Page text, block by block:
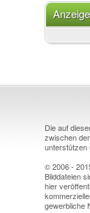
Anzeige
Die auf
zwischen
unterstützen
© 2006 -
Bilddateien
hier
gewerbliche